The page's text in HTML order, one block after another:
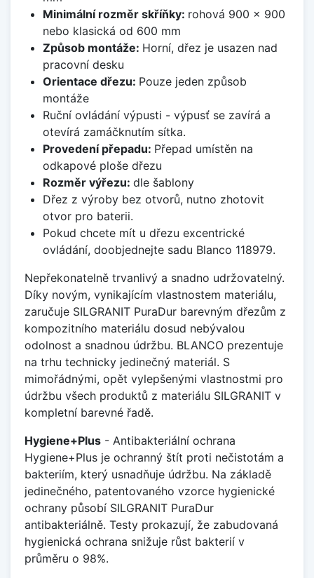
Minimální rozměr skříňky: rohová 900 x 900
nebo klasická od 600 mm
Způsob montáže: Horní, dřez je usazen nad
pracovní desku
Orientace dřezu: Pouze jeden způsob
montáže
Ruční ovládání výpusti - výpusť se zavírá a
otevírá zamáčknutím sítka.
Provedení přepadu: Přepad umístěn na
odkapové ploše dřezu
Rozměr výřezu: dle šablony
Dřez z výroby bez otvorů, nutno zhotovit
otvor pro baterii.
Pokud chcete mít u dřezu excentrické
ovládání, doobjednejte sadu Blanco 118979.
Nepřekonatelně trvanlivý a snadno udržovatelný.
Díky novým, vynikajícím vlastnostem materiálu,
zaručuje SILGRANIT PuraDur barevným dřezům z
kompozitního materiálu dosud nebývalou
odolnost a snadnou údržbu. BLANCO prezentuje
na trhu technicky jedinečný materiál. S
mimořádnými, opět vylepšenými vlastnostmi pro
údržbu všech produktů z materiálu SILGRANIT v
kompletní barevné řadě.
Hygiene+Plus - Antibakteriální ochrana
Hygiene+Plus je ochranný štít proti nečistotám a
bakteriím, který usnadňuje údržbu. Na základě
jedinečného, patentovaného vzorce hygienické
ochrany působí SILGRANIT PuraDur
antibakteriálně. Testy prokazují, že zabudovaná
hygienická ochrana snižuje růst bakterií v
průměru o 98%.